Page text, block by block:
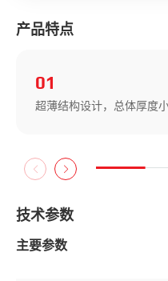
产品特点
安装孔径多样化（
技术参数
主要参数